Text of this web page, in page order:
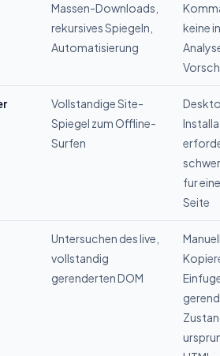
Massen-Downloads,
rekursives Spiegeln,
Automatisierung
keine
Vollstandige Site-
Spiegel zum Offline-
Surfen
fur
Seite
Untersuchen des live,
vollstandig
gerenderten DOM